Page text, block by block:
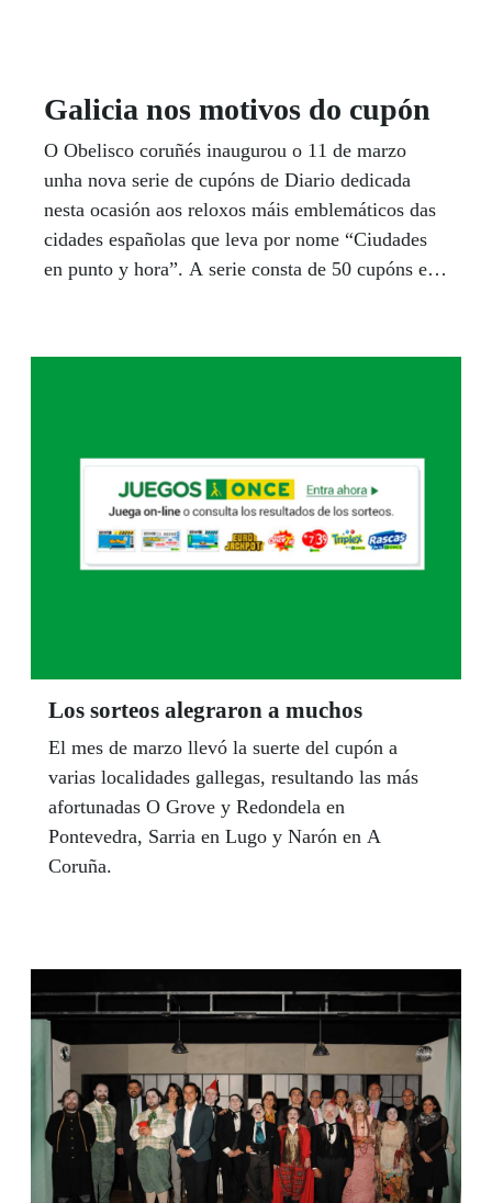
Galicia nos motivos do cupón
O Obelisco coruñés inaugurou o 11 de marzo
unha nova serie de cupóns de Diario dedicada
nesta ocasión aos reloxos máis emblemáticos das
cidades españolas que leva por nome “Ciudades
en punto y hora”. A serie consta de 50 cupóns e
Los sorteos alegraron a muchos
El mes de marzo llevó la suerte del cupón a
varias localidades gallegas, resultando las más
afortunadas O Grove y Redondela en
Pontevedra, Sarria en Lugo y Narón en A
Coruña.